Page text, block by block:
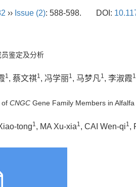
›› Issue (2): 588-598. DOI:
鉴定及分析
1, 蔡文祺1, 冯学丽1, 马梦凡1, 李淑霞
of CNGC Gene Family Members in Alfalfa
tong1, MA Xu-xia1, CAI Wen-qi1,